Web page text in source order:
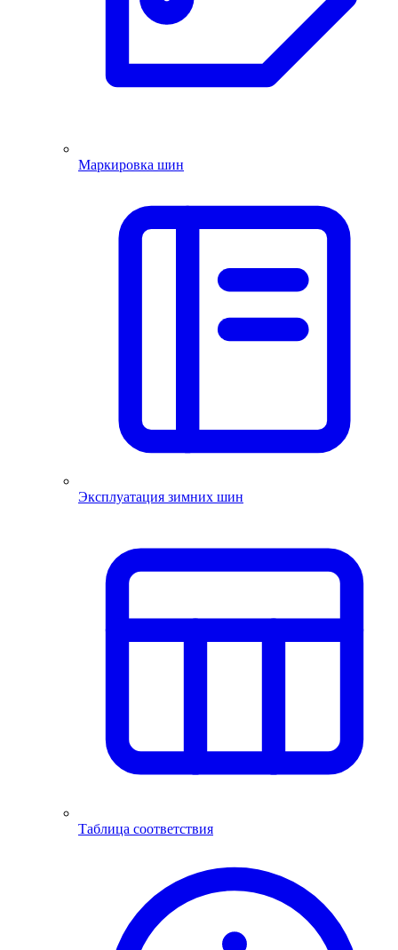
Маркировка шин
Эксплуатация зимних шин
Таблица соответствия